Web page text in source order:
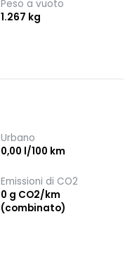
Peso a vuoto
1.267 kg
Urbano
0,00 l/100 km
Emissioni di CO2
0 g CO2/km
(combinato)